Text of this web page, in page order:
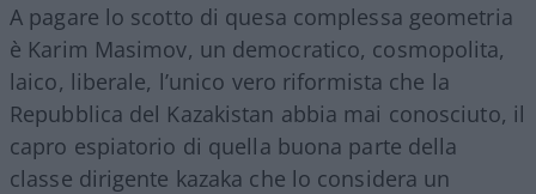
A pagare lo scotto di quesa complessa geometria
è Karim Masimov, un democratico, cosmopolita,
laico, liberale, l’unico vero riformista che la
Repubblica del Kazakistan abbia mai conosciuto, il
capro espiatorio di quella buona parte della
classe dirigente kazaka che lo considera un